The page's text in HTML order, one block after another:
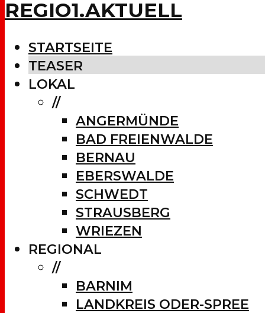
REGIO1.AKTUELL
STARTSEITE
TEASER
LOKAL
//
ANGERMÜNDE
BAD FREIENWALDE
BERNAU
EBERSWALDE
SCHWEDT
STRAUSBERG
WRIEZEN
REGIONAL
//
BARNIM
LANDKREIS ODER-SPREE